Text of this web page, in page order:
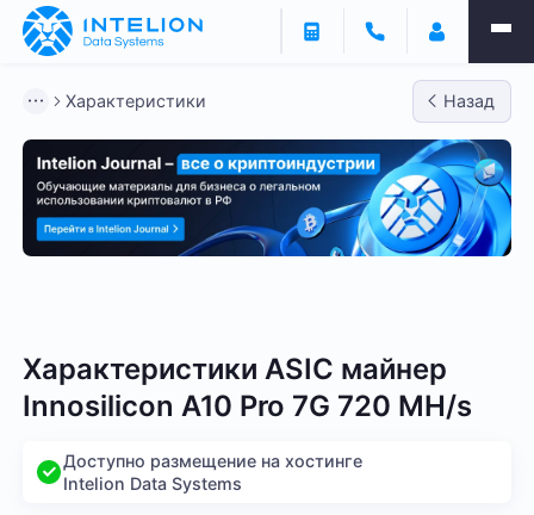
Характеристики Назад
Характеристики ASIC майнер
Innosilicon A10 Pro 7G 720 MH/s
Доступно размещение на хостинге
Intelion Data Systems